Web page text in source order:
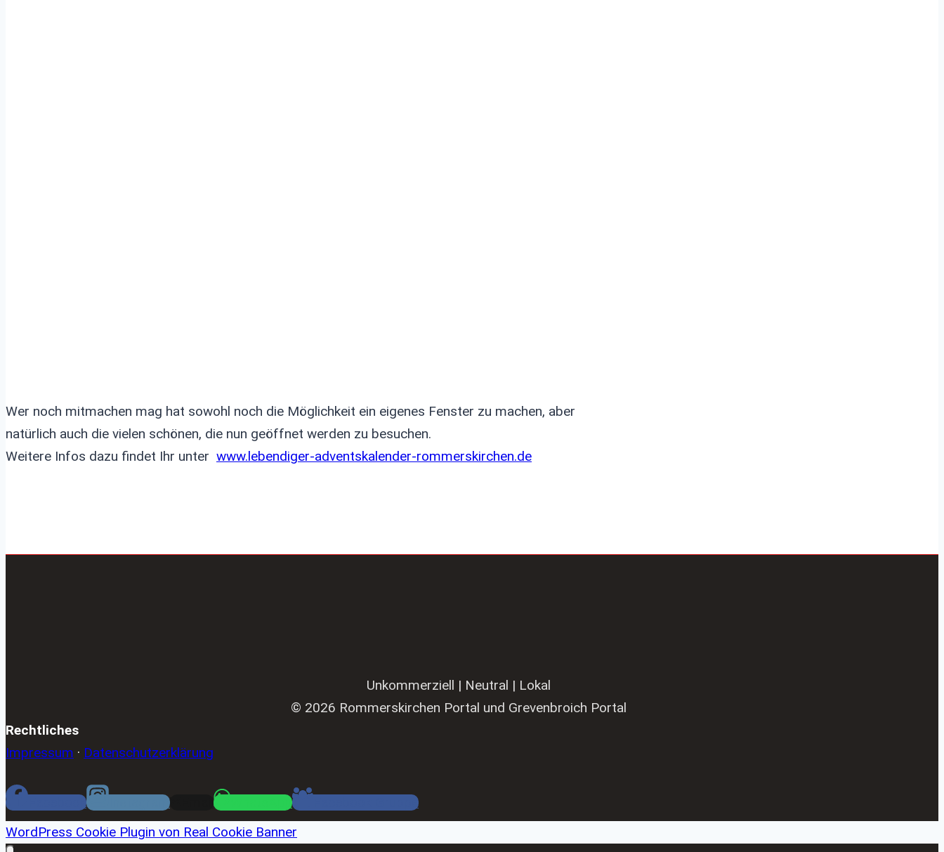
Wer noch mitmachen mag hat sowohl noch die Möglichkeit ein eigenes Fenster zu machen, aber
natürlich auch die vielen schönen, die nun geöffnet werden zu besuchen.
Weitere Infos dazu findet Ihr unter www.lebendiger-adventskalender-rommerskirchen.de
Unkommerziell | Neutral | Lokal
© 2026 Rommerskirchen Portal und Grevenbroich Portal
Rechtliches
Impressum · Datenschutzerklärung
Facebook Instagram WhatsApp
Facebook Gruppe
WordPress Cookie Plugin von Real Cookie Banner